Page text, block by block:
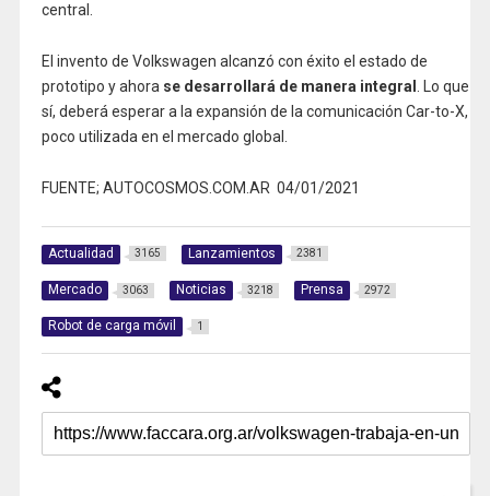
central.
El invento de Volkswagen alcanzó con éxito el estado de
prototipo y ahora se desarrollará de manera integral
. Lo que
sí, deberá esperar a la expansión de la comunicación Car-to-X,
poco utilizada en el mercado global.
FUENTE; AUTOCOSMOS.COM.AR 04/01/2021
Actualidad 3165 Lanzamientos 2381
Mercado 3063 Noticias 3218 Prensa 2972
Robot de carga móvil 1